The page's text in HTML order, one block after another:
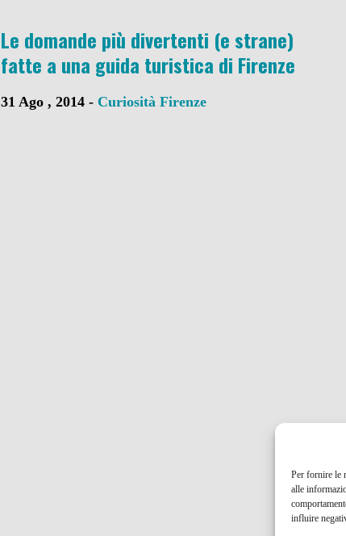
Per fornire le
alle
influire
Le domande più divertenti (e strane)
fatte a una guida turistica di Firenze
31 Ago , 2014 - Curiosità Firenze